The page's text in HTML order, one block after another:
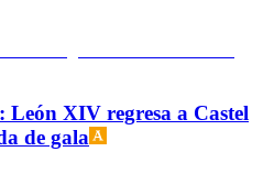
León XIV regresa a Castel
de gala